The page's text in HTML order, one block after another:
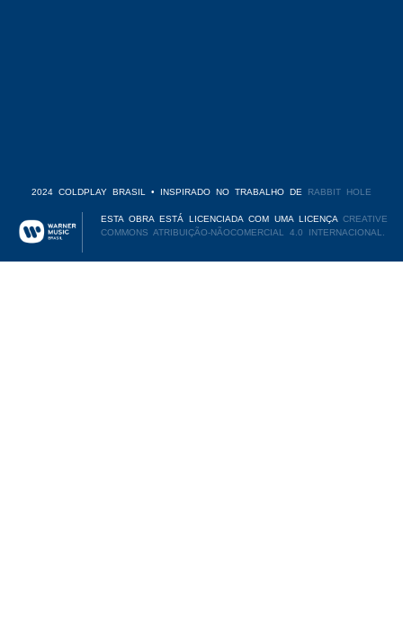
2024 COLDPLAY BRASIL • INSPIRADO NO TRABALHO DE RABBIT HOLE
ESTA OBRA ESTÁ LICENCIADA COM UMA LICENÇACREATIVE
COMMONS ATRIBUIÇÃO-NÃOCOMERCIAL 4.0 INTERNACIONAL.